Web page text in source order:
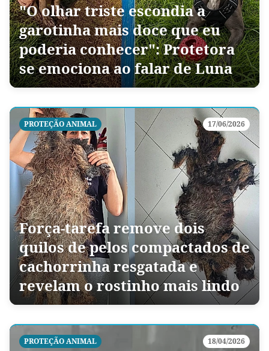
"O olhar triste escondia a
garotinha mais doce que eu
poderia conhecer": Protetora
se emociona ao falar de Luna
PROTEÇÃO ANIMAL 17/06/2026
Força-tarefa remove dois
quilos de pelos compactados de
cachorrinha resgatada e
revelam o rostinho mais lindo
PROTEÇÃO ANIMAL 18/04/2026